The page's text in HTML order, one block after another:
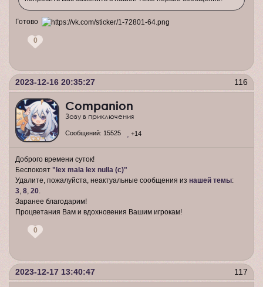
Готово
0
116
2023-12-16 20:35:27
Companion
Зову в приключения
Сообщений: 15525 +14
Доброго времени суток!
Беспокоят "lex mala lex nulla (c)"
Удалите, пожалуйста, неактуальные сообщения из нашей темы:
3 8 20
Заранее благодарим!
Процветания Вам и вдохновения Вашим игрокам!
0
117
2023-12-17 13:40:47